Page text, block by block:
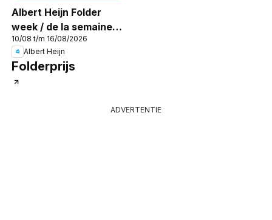
Albert Heijn Folder
week / de la semaine
33
10/08 t/m 16/08/2026
Albert Heijn
Folderprijs
ADVERTENTIE